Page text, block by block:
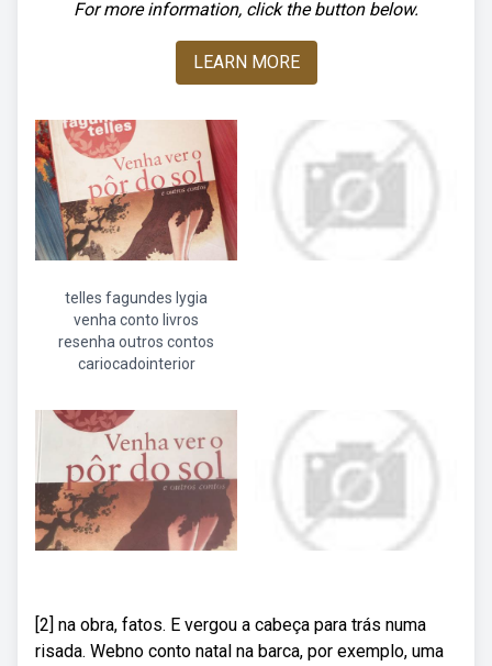
For more information, click the button below.
LEARN MORE
telles fagundes lygia
venha conto livros
resenha outros contos
cariocadointerior
[2] na obra, fatos. E vergou a cabeça para trás numa
risada. Webno conto natal na barca, por exemplo, uma